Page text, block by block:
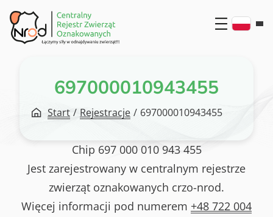
Przejdź
do
treści
697000010943455
Start / Rejestracje / 697000010943455
Chip 697 000 010 943 455
Jest zarejestrowany w centralnym rejestrze
zwierząt oznakowanych crzo-nrod.
Więcej informacji pod numerem +48 722 004